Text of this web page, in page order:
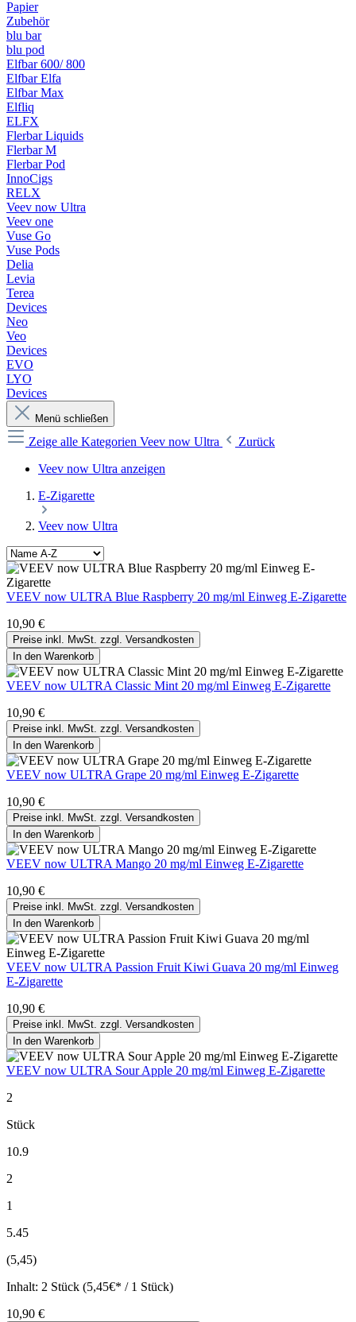
Papier
Zubehör
blu bar
blu pod
Elfbar 600/ 800
Elfbar Elfa
Elfbar Max
Elfliq
ELFX
Flerbar Liquids
Flerbar M
Flerbar Pod
InnoCigs
RELX
Veev now Ultra
Veev one
Vuse Go
Vuse Pods
Delia
Levia
Terea
Devices
Neo
Veo
Devices
EVO
LYO
Devices
Menü schließen
Zeige alle Kategorien Veev now Ultra
Zurück
Veev now Ultra anzeigen
E-Zigarette
Veev now Ultra
VEEV now ULTRA Blue Raspberry 20 mg/ml Einweg E-Zigarette
10,90 €
Preise inkl. MwSt. zzgl. Versandkosten
In den Warenkorb
VEEV now ULTRA Classic Mint 20 mg/ml Einweg E-Zigarette
10,90 €
Preise inkl. MwSt. zzgl. Versandkosten
In den Warenkorb
VEEV now ULTRA Grape 20 mg/ml Einweg E-Zigarette
10,90 €
Preise inkl. MwSt. zzgl. Versandkosten
In den Warenkorb
VEEV now ULTRA Mango 20 mg/ml Einweg E-Zigarette
10,90 €
Preise inkl. MwSt. zzgl. Versandkosten
In den Warenkorb
VEEV now ULTRA Passion Fruit Kiwi Guava 20 mg/ml Einweg
E-Zigarette
10,90 €
Preise inkl. MwSt. zzgl. Versandkosten
In den Warenkorb
VEEV now ULTRA Sour Apple 20 mg/ml Einweg E-Zigarette
2
Stück
10.9
2
1
5.45
(5,45)
Inhalt: 2 Stück (5,45€* / 1 Stück)
10,90 €